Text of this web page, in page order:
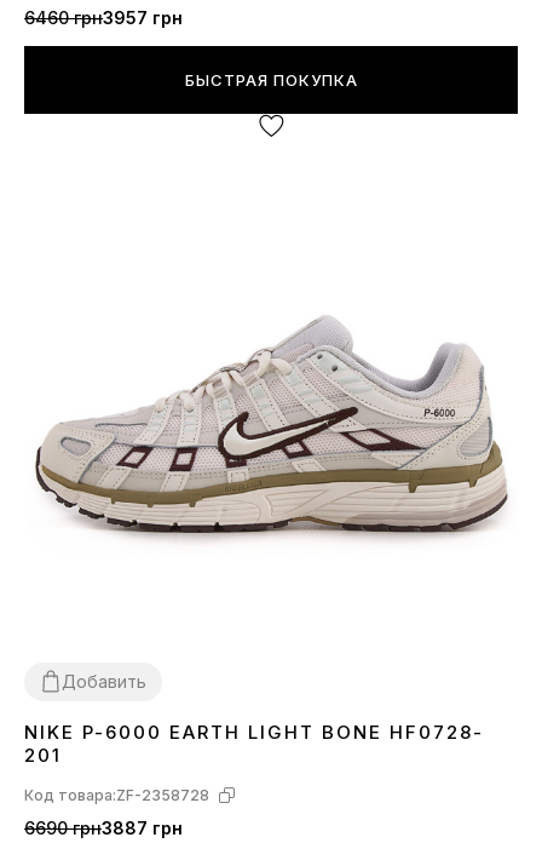
6460 грн3957 грн
БЫСТРАЯ ПОКУПКА
Добавить
3637 38 3940 41 424345
NIKE P-6000 EARTH LIGHT BONE HF0728-
201
Код товара:ZF-2358728
6690 грн3887 грн